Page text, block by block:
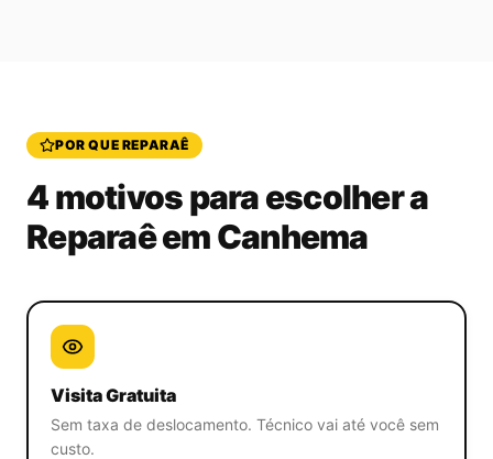
POR QUE REPARAÊ
4 motivos para escolher a
Reparaêem Canhema
Visita Gratuita
Sem taxa de deslocamento. Técnico vai até você sem
custo.